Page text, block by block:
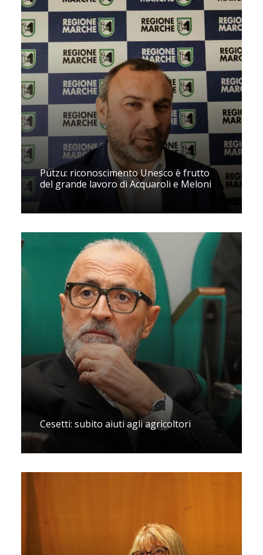
Putzu: riconoscimento Unesco è frutto
del grande lavoro di Acquaroli e Meloni
Cesetti: subito aiuti agli agricoltori